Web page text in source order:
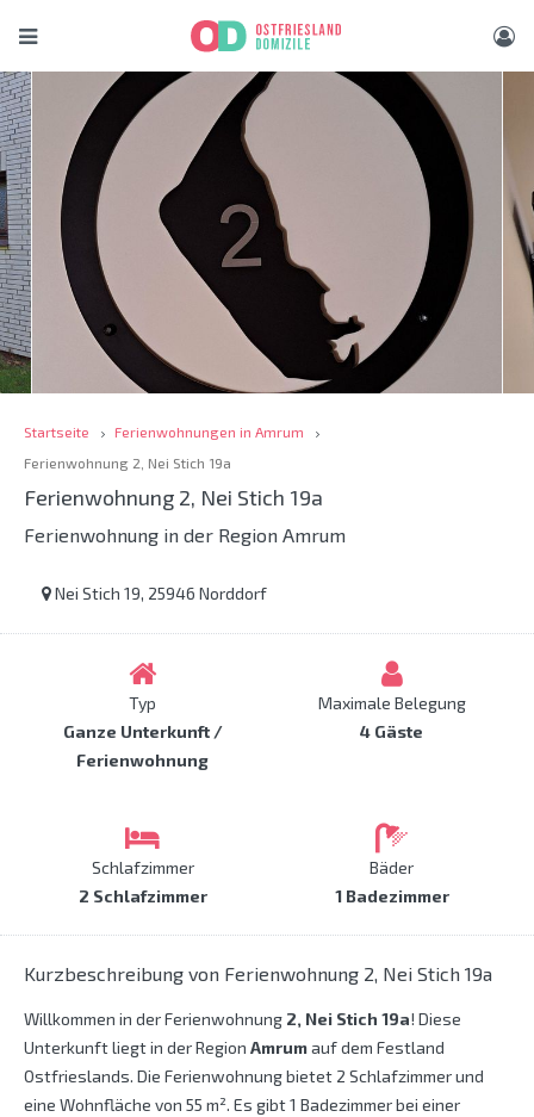
Startseite
Ferienwohnungen in Amrum
Ferienwohnung 2, Nei Stich 19a
Ferienwohnung 2, Nei Stich 19a
Ferienwohnung in der Region Amrum
Nei Stich 19, 25946 Norddorf
Typ
Ganze Unterkunft /
Ferienwohnung
Maximale Belegung
4 Gäste
Schlafzimmer
2 Schlafzimmer
Bäder
1 Badezimmer
Kurzbeschreibung von Ferienwohnung 2, Nei Stich 19a
Willkommen in der Ferienwohnung 2, Nei Stich 19a! Diese
Unterkunft liegt in der Region Amrumauf dem Festland
Ostfrieslands. Die Ferienwohnung bietet 2 Schlafzimmer und
eine Wohnfläche von 55 m². Es gibt 1 Badezimmer bei einer